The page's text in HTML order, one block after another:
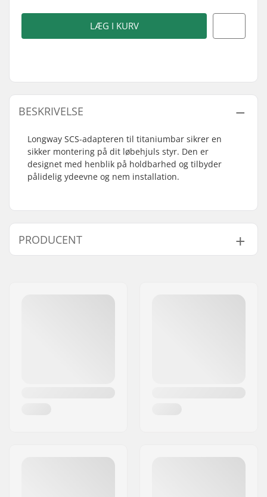
LÆG I KURV
BESKRIVELSE
Longway SCS-adapteren til titaniumbar sikrer en
sikker montering på dit løbehjuls styr. Den er
designet med henblik på holdbarhed og tilbyder
pålidelig ydeevne og nem installation.
PRODUCENT